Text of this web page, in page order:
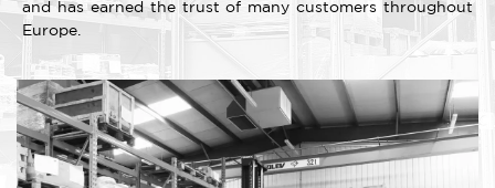
and has earned the trust of many customers throughout
Europe.